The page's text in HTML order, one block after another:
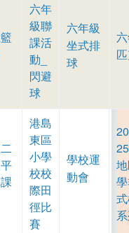
六年
級聯
課活
動_
閃避
球
六年級
坐式排
球
港島
東區
小學
校校
際田
徑比
賽
學校運
動會